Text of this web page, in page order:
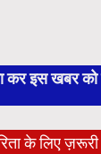
कर इस खबर
के लिए ज़रूरी